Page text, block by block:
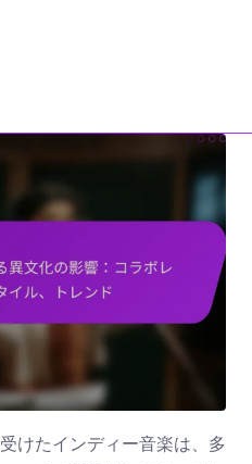
けたインディー音楽は、多